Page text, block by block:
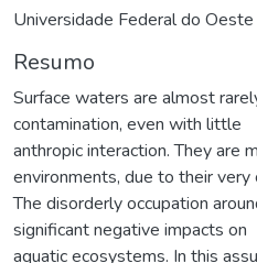
Universidade Federal do
Resumo
Surface waters are almost
contamination, even with little
anthropic interaction. They are
environments, due to their very
The disorderly occupation
significant negative impacts on
aquatic ecosystems. In this